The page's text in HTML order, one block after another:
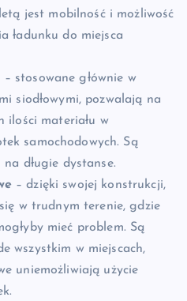
jest mobilność i możliwość
ładunku do miejsca
– stosowane głównie w
siodłowymi, pozwalają na
ilości materiału w
samochodowych. Są
długie dystanse.
– dzięki swojej konstrukcji,
w trudnym terenie, gdzie
mieć problem. Są
wszystkim w miejscach,
uniemożliwiają użycie